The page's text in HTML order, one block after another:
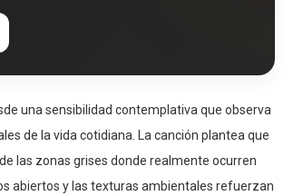
una sensibilidad contemplativa que observa
de la vida cotidiana. La canción plantea que
las zonas grises donde realmente ocurren
abiertos y las texturas ambientales refuerzan